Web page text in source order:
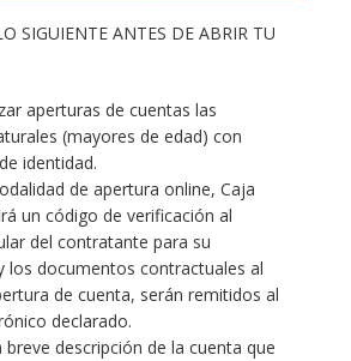
SIGUIENTE ANTES DE ABRIR TU
aperturas de cuentas las
(mayores de edad) con
identidad.
de apertura online, Caja
un código de verificación al
del contratante para su
los documentos contractuales al
de cuenta, serán remitidos al
declarado.
breve descripción de la cuenta que